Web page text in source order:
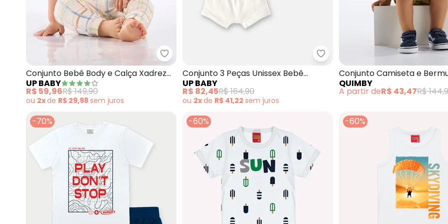
Up Baby - Conjunto Bebê Body e Calça Xadrez (Branco)
Conjunto Bebê Body e Calça Xadrez
(Branco)
UP BABY
R$ 59,96R$ 149,90
ou 2xde R$ 29,98 sem juros
Up Baby - Conjunto 3 Peças
Conjunto 3 Peças Unissex Bebê
(Branco)
UP BABY
R$ 82,45R$ 164,90
ou 2xde R$ 41,22 sem juros
Conjunto Camiseta e
(Branco)
QUIMBY
A partir deR$ 43,47R$
-70% -60% -60%